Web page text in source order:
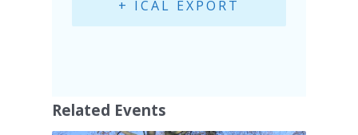
+ ICAL EXPORT
Related Events